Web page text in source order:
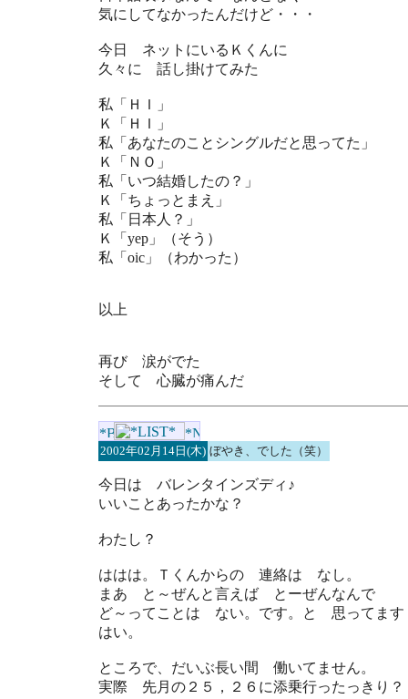
気にしてなかったんだけど・・・
今日 ネットにいるＫくんに
久々に 話し掛けてみた
私「ＨＩ」
Ｋ「ＨＩ」
私「あなたのことシングルだと思ってた」
Ｋ「ＮＯ」
私「いつ結婚したの？」
Ｋ「ちょっとまえ」
私「日本人？」
Ｋ「yep」（そう）
私「oic」（わかった）
以上
再び 涙がでた
そして 心臓が痛んだ
2002年02月14日(木) ぼやき、でした（笑）
今日は バレンタインズディ♪
いいことあったかな？
わたし？
ははは。Ｔくんからの 連絡は なし。
まあ と～ぜんと言えば とーぜんなんで
ど～ってことは ない。です。と 思ってます
はい。
ところで、だいぶ長い間 働いてません。
実際 先月の２５，２６に添乗行ったっきり？